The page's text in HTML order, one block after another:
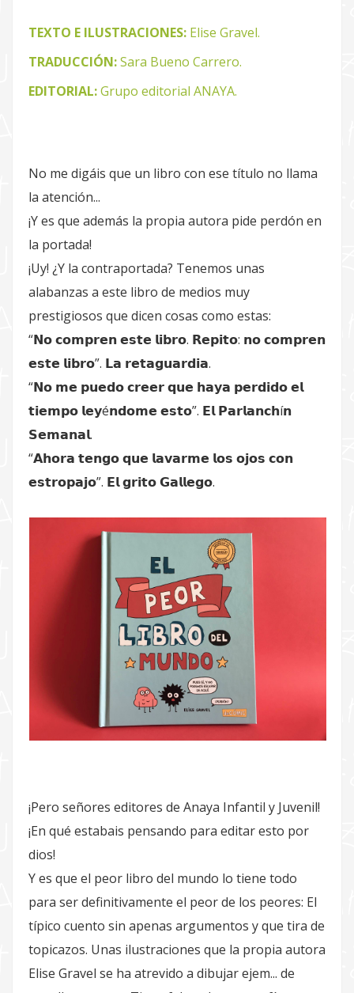
TEXTO E ILUSTRACIONES: Elise Gravel.
TRADUCCIÓN:Sara Bueno Carrero.
EDITORIAL:Grupo editorial ANAYA.
No me digáis que un libro con ese título no llama
la atención...
¡Y es que además la propia autora pide perdón en
la portada!
¡Uy! ¿Y la contraportada? Tenemos unas
alabanzas a este libro de medios muy
prestigiosos que dicen cosas como estas:
“𝗡𝗼 𝗰𝗼𝗺𝗽𝗿𝗲𝗻 𝗲𝘀𝘁𝗲 𝗹𝗶𝗯𝗿𝗼. 𝗥𝗲𝗽𝗶𝘁𝗼: 𝗻𝗼 𝗰𝗼𝗺𝗽𝗿𝗲𝗻
𝗲𝘀𝘁𝗲 𝗹𝗶𝗯𝗿𝗼”. 𝗟𝗮 𝗿𝗲𝘁𝗮𝗴𝘂𝗮𝗿𝗱𝗶𝗮.
“𝗡𝗼 𝗺𝗲 𝗽𝘂𝗲𝗱𝗼 𝗰𝗿𝗲𝗲𝗿 𝗾𝘂𝗲 𝗵𝗮𝘆𝗮 𝗽𝗲𝗿𝗱𝗶𝗱𝗼 𝗲𝗹
𝘁𝗶𝗲𝗺𝗽𝗼 𝗹𝗲𝘆é𝗻𝗱𝗼𝗺𝗲 𝗲𝘀𝘁𝗼”. 𝗘𝗹 𝗣𝗮𝗿𝗹𝗮𝗻𝗰𝗵í𝗻
𝗦𝗲𝗺𝗮𝗻𝗮𝗹.
“𝗔𝗵𝗼𝗿𝗮 𝘁𝗲𝗻𝗴𝗼 𝗾𝘂𝗲 𝗹𝗮𝘃𝗮𝗿𝗺𝗲 𝗹𝗼𝘀 𝗼𝗷𝗼𝘀 𝗰𝗼𝗻
𝗲𝘀𝘁𝗿𝗼𝗽𝗮𝗷𝗼”. 𝗘𝗹 𝗴𝗿𝗶𝘁𝗼 𝗚𝗮𝗹𝗹𝗲𝗴𝗼.
¡Pero señores editores de Anaya Infantil y Juvenil!
¡En qué estabais pensando para editar esto por
dios!
Y es que el peor libro del mundo lo tiene todo
para ser definitivamente el peor de los peores: El
típico cuento sin apenas argumentos y que tira de
topicazos. Unas ilustraciones que la propia autora
Elise Gravel se ha atrevido a dibujar ejem... de